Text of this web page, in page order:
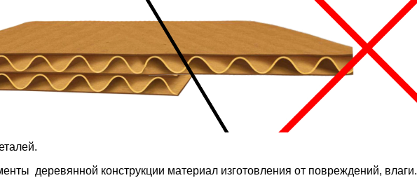
деревянной конструкции материал изготовления от повреждений, влаги.